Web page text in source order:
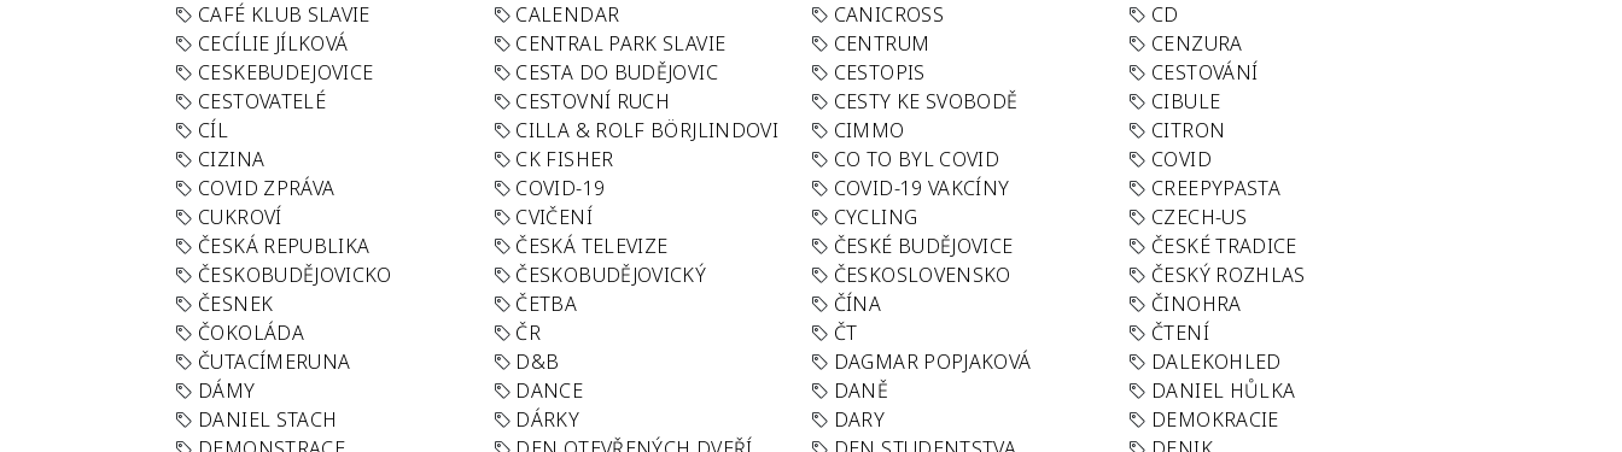
CAFÉ KLUB SLAVIE
CALENDAR CANICROSS
CD
CECÍLIE JÍLKOVÁ
CENTRAL PARK SLAVIE CENTRUM
CENZURA
CESKEBUDEJOVICE
CESTA DO BUDĚJOVIC CESTOPIS
CESTOVÁNÍ
CESTOVATELÉ
CESTOVNÍ RUCH CESTY KE SVOBODĚ
CIBULE
CÍL
CILLA & ROLF BÖRJLINDOVI CIMMO
CITRON
CIZINA
CK FISHER CO TO BYL COVID
COVID
COVID ZPRÁVA
COVID-19 COVID-19 VAKCÍNY
CREEPYPASTA
CUKROVÍ
CVIČENÍ CYCLING
CZECH-US
ČESKÁ REPUBLIKA
ČESKÁ TELEVIZE ČESKÉ BUDĚJOVICE
ČESKÉ TRADICE
ČESKOBUDĚJOVICKO
ČESKOBUDĚJOVICKÝ ČESKOSLOVENSKO
ČESKÝ ROZHLAS
ČESNEK
ČETBA ČÍNA
ČINOHRA
ČOKOLÁDA
ČR ČT
ČTENÍ
ČUTACÍMERUNA
D&B DAGMAR POPJAKOVÁ
DALEKOHLED
DÁMY
DANCE DANĚ
DANIEL HŮLKA
DANIEL STACH
DÁRKY DARY
DEMOKRACIE